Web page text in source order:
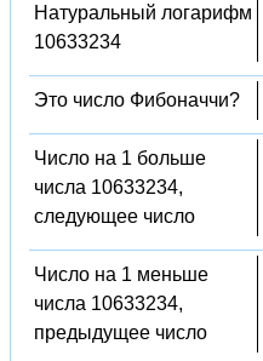
Натуральный логарифм
10633234
Это число Фибоначчи?
Число на 1 больше
числа 10633234,
следующее число
Число на 1 меньше
числа 10633234,
предыдущее число